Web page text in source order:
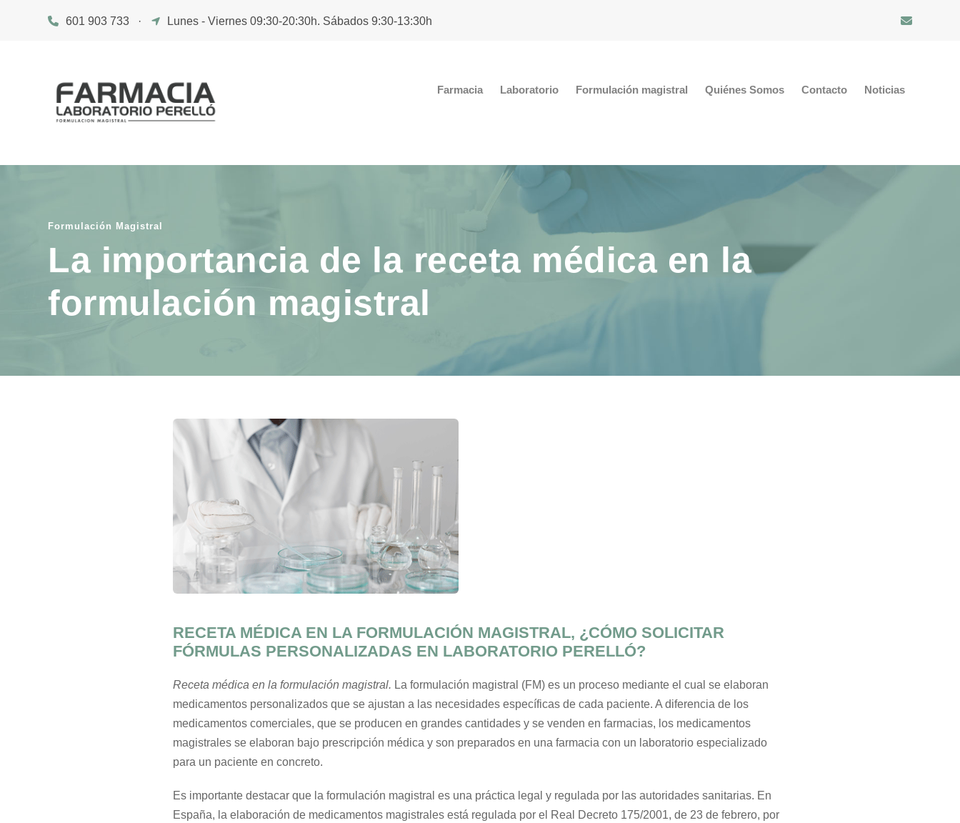
601 903 733 · Lunes - Viernes 09:30-20:30h. Sábados 9:30-13:30h
Farmacia Laboratorio Formulación magistral Quiénes Somos Contacto Noticias
Formulación Magistral
La importancia de la receta médica en la
formulación magistral
RECETA MÉDICA EN LA FORMULACIÓN MAGISTRAL, ¿CÓMO SOLICITAR
FÓRMULAS PERSONALIZADAS EN LABORATORIO PERELLÓ?
Receta médica en la formulación magistral. La formulación magistral (FM) es un proceso mediante el cual se elaboran
medicamentos personalizados que se ajustan a las necesidades específicas de cada paciente. A diferencia de los
medicamentos comerciales, que se producen en grandes cantidades y se venden en farmacias, los medicamentos
magistrales se elaboran bajo prescripción médica y son preparados en una farmacia con un laboratorio especializado
para un paciente en concreto.
Es importante destacar que la formulación magistral es una práctica legal y regulada por las autoridades sanitarias. En
España, la elaboración de medicamentos magistrales está regulada por el Real Decreto 175/2001, de 23 de febrero, por